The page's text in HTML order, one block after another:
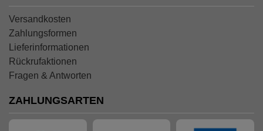
Versandkosten
Zahlungsformen
Lieferinformationen
Rückrufaktionen
Fragen & Antworten
ZAHLUNGSARTEN